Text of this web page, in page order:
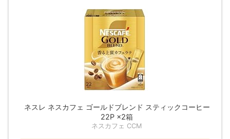
ネスレ ネスカフェ ゴールドブレンド スティックコーヒー
22P ×2箱
ネスカフェ CCM